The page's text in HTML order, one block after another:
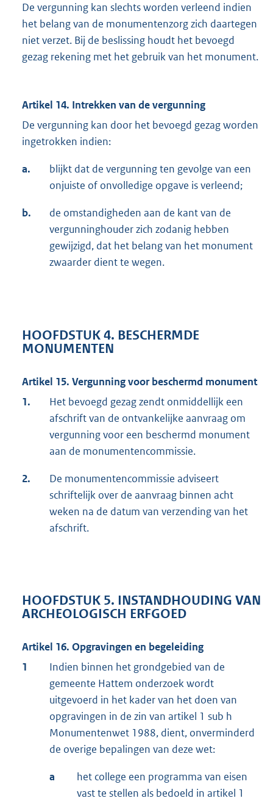
De vergunning kan slechts worden verleend indien
het belang van de monumentenzorg zich daartegen
niet verzet. Bij de beslissing houdt het bevoegd
gezag rekening met het gebruik van het monument.
Artikel 14. Intrekken van de vergunning
De vergunning kan door het bevoegd gezag worden
ingetrokken indien:
a.
blijkt dat de vergunning ten gevolge van een
onjuiste of onvolledige opgave is verleend;
b.
de omstandigheden aan de kant van de
vergunninghouder zich zodanig hebben
gewijzigd, dat het belang van het monument
zwaarder dient te wegen.
HOOFDSTUK 4. BESCHERMDE
MONUMENTEN
Artikel 15. Vergunning voor beschermd monument
1.
Het bevoegd gezag zendt onmiddellijk een
afschrift van de ontvankelijke aanvraag om
vergunning voor een beschermd monument
aan de monumentencommissie.
2.
De monumentencommissie adviseert
schriftelijk over de aanvraag binnen acht
weken na de datum van verzending van het
afschrift.
HOOFDSTUK 5. INSTANDHOUDING VAN
ARCHEOLOGISCH ERFGOED
Artikel 16. Opgravingen en begeleiding
1
Indien binnen het grondgebied van de
gemeente Hattem onderzoek wordt
uitgevoerd in het kader van het doen van
opgravingen in de zin van artikel 1 sub h
Monumentenwet 1988, dient, onverminderd
de overige bepalingen van deze wet:
a
het college een programma van eisen
vast te stellen als bedoeld in artikel 1